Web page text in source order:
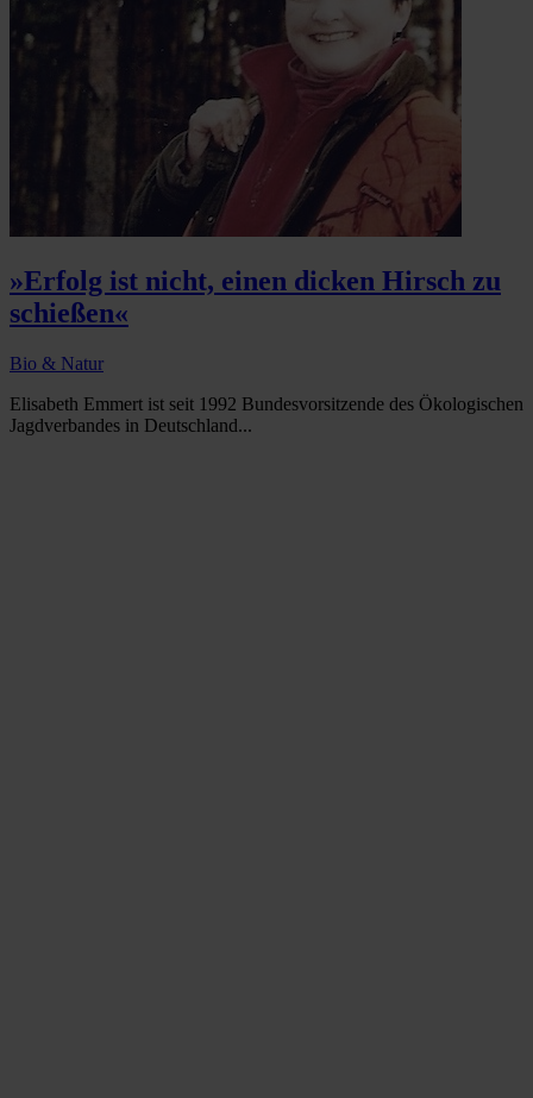
»Erfolg ist nicht, einen dicken Hirsch zu
schießen«
Bio & Natur
Elisabeth Emmert ist seit 1992 Bundesvorsitzende des Ökologischen
Jagdverbandes in Deutschland...